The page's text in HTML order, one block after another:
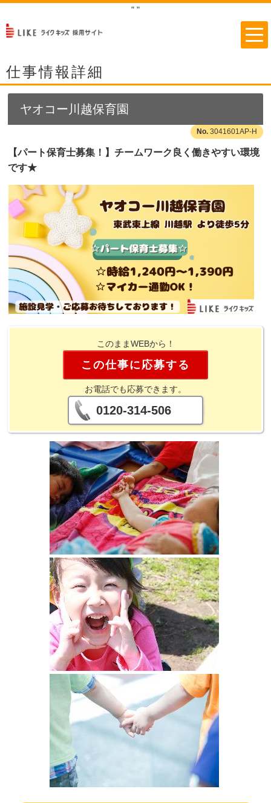
" "
仕事情報詳細
ヤオコー川越保育園
3041601AP-H
【パート保育士募集！】チームワーク良く働きやすい環境
です★
このままWEBから！
この仕事に応募する
お電話でも応募できます。
0120-314-506